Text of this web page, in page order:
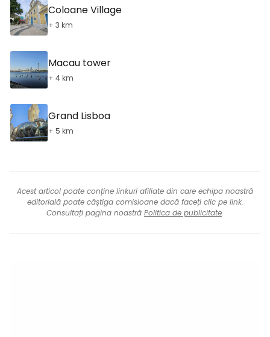
Coloane Village
+ 3 km
Macau tower
+ 4 km
Grand Lisboa
+ 5 km
Acest articol poate conține linkuri afiliate din care echipa noastră
editorială poate câștiga comisioane dacă faceți clic pe link.
Consultați pagina noastră Politica de publicitate.